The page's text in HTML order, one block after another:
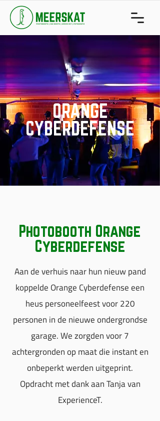
ORANGE
CYBERDEFENSE
Photobooth Orange
Cyberdefense
Aan de verhuis naar hun nieuw pand
koppelde Orange Cyberdefense een
heus personeelfeest voor 220
personen in de nieuwe ondergrondse
garage. We zorgden voor 7
achtergronden op maat die instant en
onbeperkt werden uitgeprint.
Opdracht met dank aan Tanja van
ExperienceT.